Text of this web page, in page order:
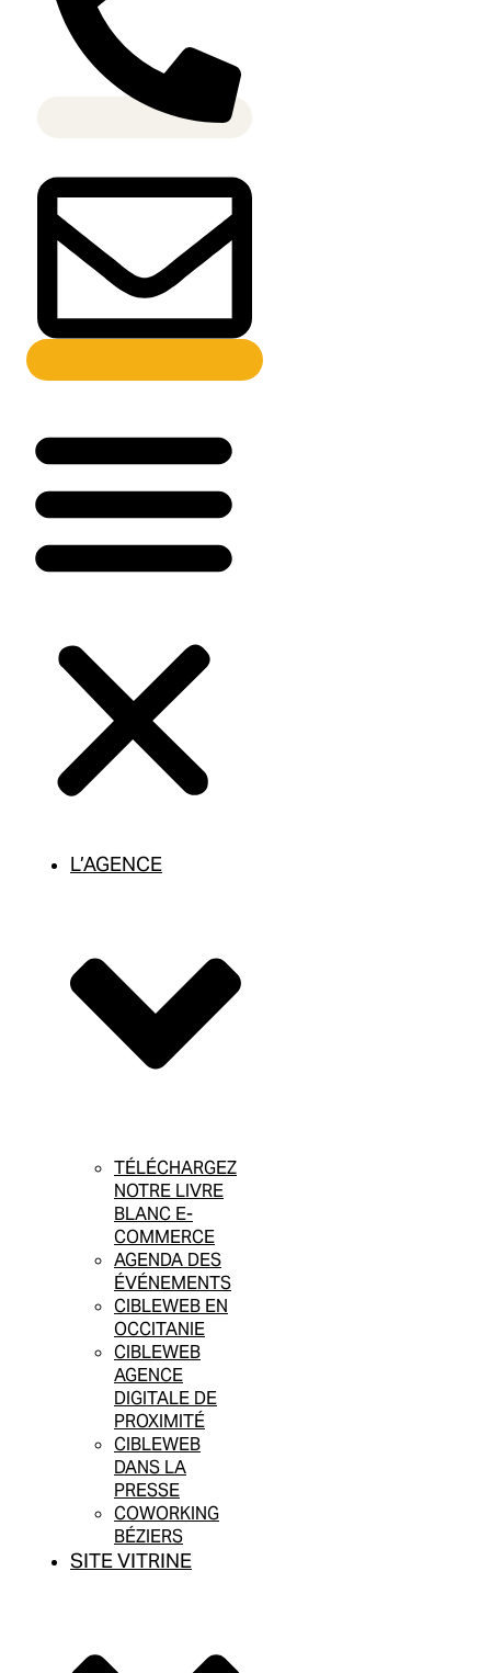
L’AGENCE
TÉLÉCHARGEZ
NOTRE LIVRE
BLANC E-
COMMERCE
AGENDA DES
ÉVÉNEMENTS
CIBLEWEB EN
OCCITANIE
CIBLEWEB
AGENCE
DIGITALE DE
PROXIMITÉ
CIBLEWEB
DANS LA
PRESSE
COWORKING
BÉZIERS
SITE VITRINE